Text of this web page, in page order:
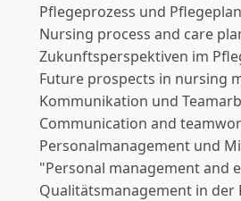
Pflegeprozess und
Nursing process and care
Zukunftsperspektiven im
Future prospects in nursing
Kommunikation und
Communication and
Personalmanagement und
"Personal management and
Qualitätsmanagement in der